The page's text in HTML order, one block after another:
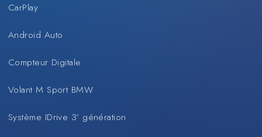
CarPlay
Android Auto
Compteur Digitale
Volant M Sport BMW
Système IDrive 3’ génération